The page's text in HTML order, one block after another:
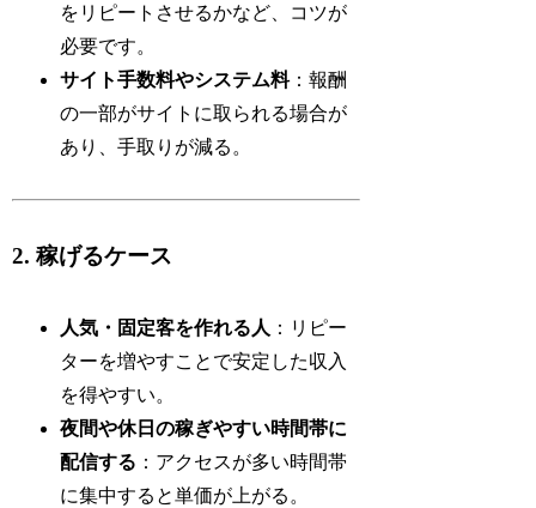
をリピートさせるかなど、コツが
必要です。
サイト手数料やシステム料：報酬
の一部がサイトに取られる場合が
あり、手取りが減る。
2. 稼げるケース
人気・固定客を作れる人 ：リピー
ターを増やすことで安定した収入
を得やすい。
夜間や休日の稼ぎやすい時間帯に
配信する ：アクセスが多い時間帯
に集中すると単価が上がる。